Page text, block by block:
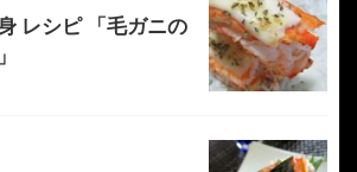
レシピ 「毛ガニの